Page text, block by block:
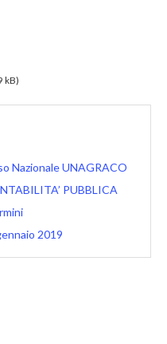
kB)
Nazionale UNAGRACO
PUBBLICA
2019